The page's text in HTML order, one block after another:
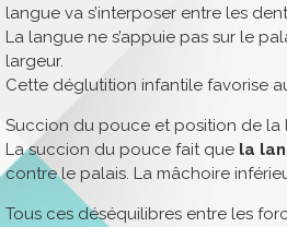
langue va s’interposer entre les
La langue ne s’appuie pas sur le
largeur.
Cette déglutition infantile favorise
Succion du pouce et position de la
La succion du pouce fait que la
contre le palais. La mâchoire
Tous ces déséquilibres entre les